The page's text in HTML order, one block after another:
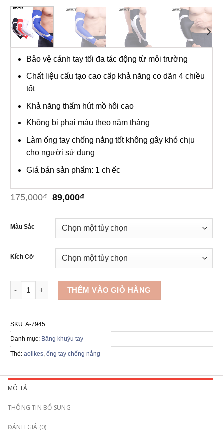
Bảo vệ cánh tay tối đa tác động từ môi trường
Chất liệu cấu tạo cao cấp khả năng co dãn 4 chiều
tốt
Khả năng thấm hút mồ hôi cao
Không bị phai màu theo năm tháng
Làm ống tay chống nắng tốt không gây khó chịu
cho người sử dụng
Giá bán sản phẩm: 1 chiếc
175,000₫ Giá
175,000₫.
89,000₫Giá
là:
89,000₫.
Màu Sắc
Kích Cỡ
Băng ống bảo vệ khuỷu tay AOLIKES A-7945 số lượng
THÊM VÀO GIỎ HÀNG
SKU:A-7945
Danh mục: Băng khuỷu tay
Thẻ: aolikes, ống tay chống nắng
MÔ TẢ
THÔNG TIN BỔ SUNG
ĐÁNH GIÁ (0)